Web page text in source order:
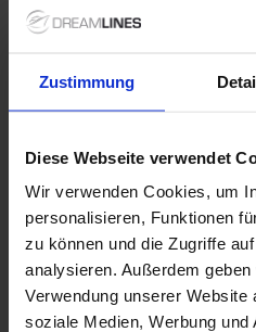
Zustimmung
Diese Webseite verwendet
Wir verwenden Cookies, um
personalisieren, Funktionen
zu können und die Zugriffe
analysieren. Außerdem
Verwendung unserer Website
soziale Medien, Werbung
Niet inbegrepen
1 / 35